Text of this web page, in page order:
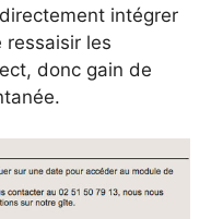
intégrer
ressaisir les
donc gain de